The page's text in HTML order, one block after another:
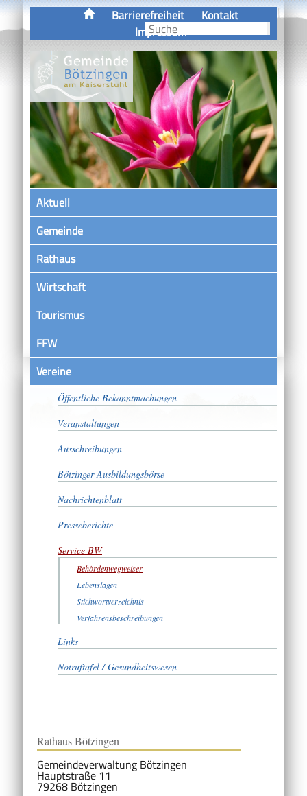
Barrierefreiheit
Kontakt
Impressum
Aktuell
Gemeinde
Rathaus
Wirtschaft
Tourismus
FFW
VereineSatzungen
Öffentliche Bekanntmachungen
Veranstaltungen
Ausschreibungen
Bötzinger Ausbildungsbörse
Nachrichtenblatt
Presseberichte
Service BW
Behördenwegweiser
Lebenslagen
Stichwortverzeichnis
Verfahrensbeschreibungen
Links
Notruftafel / Gesundheitswesen
Rathaus Bötzingen
Gemeindeverwaltung Bötzingen
Hauptstraße 11
79268 Bötzingen